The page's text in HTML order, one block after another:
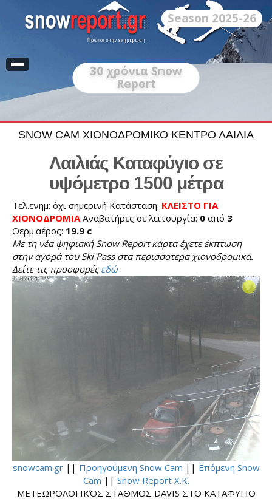
Season 2025-26
30 χρόνια Snow
Report
SNOW CAM ΧΙΟΝΟΔΡΟΜΙΚΟ ΚΕΝΤΡΟ ΛΑΙΛΙΑ
Λαιλιάς Καταφύγιο σε
υψόμετρο 1500 μέτρα
Τελ.ενημ: όχι σημερινή Κατάσταση: ΚΛΕΙΣΤΟ ΓΙΑ
ΧΙΟΝΟΔΡΟΜΙΑ Αναβατήρες σε λειτουργία: 0 από 3
Θερμ.αέρος: 19.9 c
Με τη νέα ψηφιακή Snow Report κάρτα έχετε έκπτωση
στην αγορά του Ski Pass στα περισσότερα χιονοδρομικά.
Δείτε τις προσφορέςεδώ
snowcam.gr|| Προηγούμενη Snow Cam || Επόμενη Snow
Cam || Snow Report Χ.Κ.
ΜΕΤΕΩΡΟΛΟΓΙΚΌΣ ΣΤΑΘΜΟΣ DAVIS ΣΤΟ ΚΑΤΑΦΥΓΙΟ